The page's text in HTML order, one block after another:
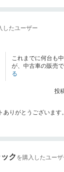
したユーザー
これまでに何台も
が、中古車の販売
る
投
りがとうございます。
ク を購入したユーザ